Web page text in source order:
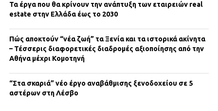
Τα έργα που θα κρίνουν την ανάπτυξη των εταιρειών real
estate στην Ελλάδα έως το 2030
Πώς αποκτούν “νέα ζωή” τα Ξενία και τα ιστορικά ακίνητα
– Τέσσερις διαφορετικές διαδρομές αξιοποίησης από την
Αθήνα μέχρι Κομοτηνή
“Στα σκαριά” νέο έργο αναβάθμισης ξενοδοχείου σε 5
αστέρων στη Λέσβο